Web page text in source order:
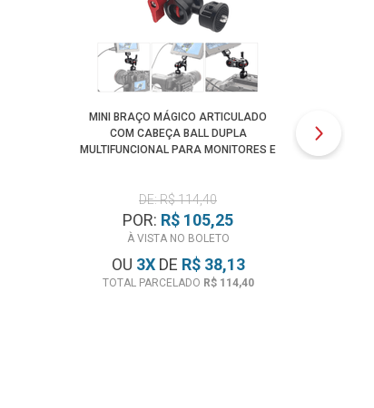
MINI BRAÇO MÁGICO ARTICULADO
COM CABEÇA BALL DUPLA
MULTIFUNCIONAL PARA MONITORES E
DE: R$ 114,40
POR: R$ 105,25
À VISTA NO BOLETO
OU 3XDE R$ 38,13
TOTAL PARCELADO R$ 114,40